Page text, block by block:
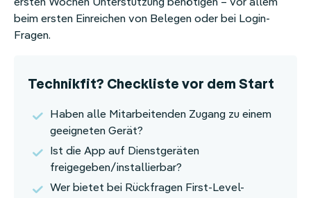
ersten Wochen Unterstützung benötigen – vor allem
beim ersten Einreichen von Belegen oder bei Login-
Fragen.
Technikfit? Checkliste vor dem Start
Haben alle Mitarbeitenden Zugang zu einem
geeigneten Gerät?
Ist die App auf Dienstgeräten
freigegeben/installierbar?
Wer bietet bei Rückfragen First-Level-